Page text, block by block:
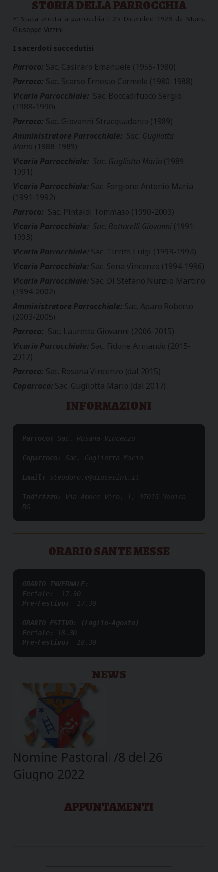
STORIA DELLA PARROCCHIA
E' Stata eretta a parrocchia il 25 Dicembre 1923 da Mons.
Giuseppe Vizzini
I sacerdoti succedutisi
Parroco: Sac. Casiraro Emanuele (1955-1980)
Parroco: Sac. Scarso Ernesto Carmelo (1980-1988)
Vicario Parrocchiale: Sac. Boccadifuoco Sergio
(1988-1990)
Parroco: Sac. Giovanni Stracquadanio (1989)
Amministratore Parrocchiale: Sac. Gugliotta
Mario (1988-1989)
Vicario Parrocchiale: Sac. Gugliotta Mario (1989-
1991)
Vicario Parrocchiale: Sac. Forgione Antonio Maria
(1991-1992)
Parroco: Sac. Pintaldi Tommaso (1990-2003)
Vicario Parrocchiale: Sac. Bottarelli Giovanni (1991-
1993)
Vicario Parrocchiale: Sac. Tirrito Luigi (1993-1994)
Vicario Parrocchiale: Sac. Sena Vincenzo (1994-1996)
Vicario Parrocchiale: Sac. Di Stefano Nunzio Martino
(1994-2002)
Amministratore Parrocchiale: Sac. Aparo Roberto
(2003-2005)
Parroco: Sac. Lauretta Giovanni (2006-2015)
Vicario Parrocchiale: Sac. Fidone Armando (2015-
2017)
Parroco: Sac. Rosana Vincenzo (dal 2015)
Coparroco: Sac. Gugliotta Mario (dal 2017)
INFORMAZIONI
Parroco: Sac. Rosana Vincenzo
Coparroco: Sac. Gugliotta Mario
Email: steodoro.m@diocesint.it
Indirizzo:
Via Amore Vero, 1, 97015 Modica
RG
ORARIO SANTE MESSE
ORARIO INVERNALE:
Feriale:
17.30
Pre-Festivo:
17.30
ORARIO ESTIVO: (Luglio-Agosto)
Feriale:
18.30
Pre-Festivo:
18.30
NEWS
Nomine Pastorali /8 del 26
Giugno 2022
APPUNTAMENTI